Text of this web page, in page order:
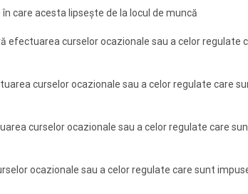
care acesta lipsește de la locul de muncă
efectuarea curselor ocazionale sau a celor
curselor ocazionale sau a celor regulate care
curselor ocazionale sau a celor regulate care
ocazionale sau a celor regulate care sunt